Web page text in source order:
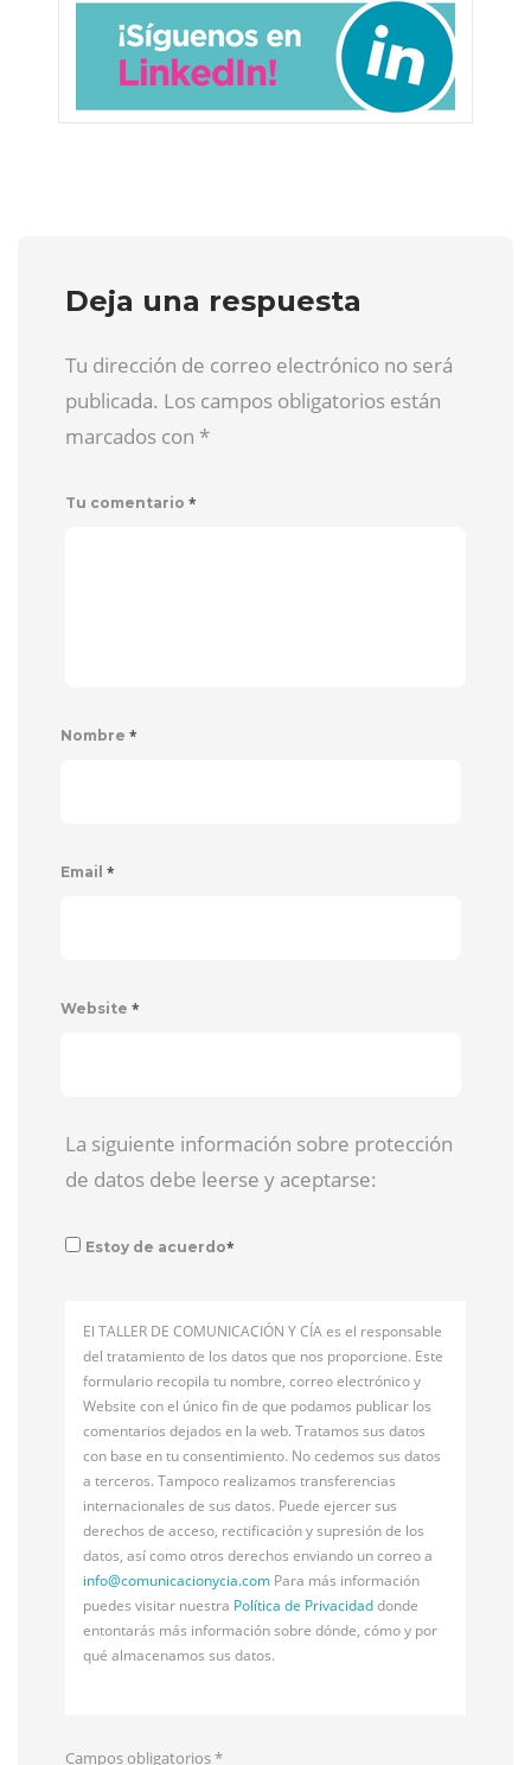
Deja una respuesta
Tu dirección de correo electrónico no será
publicada. Los campos obligatorios están
marcados con *
Tu comentario *
Nombre *
Email *
Website *
La siguiente información sobre protección
de datos debe leerse y aceptarse:
Estoy de acuerdo*
El TALLER DE COMUNICACIÓN Y CÍA es el responsable
del tratamiento de los datos que nos proporcione. Este
formulario recopila tu nombre, correo electrónico y
Website con el único fin de que podamos publicar los
comentarios dejados en la web. Tratamos sus datos
con base en tu consentimiento. No cedemos sus datos
a terceros. Tampoco realizamos transferencias
internacionales de sus datos. Puede ejercer sus
derechos de acceso, rectificación y supresión de los
datos, así como otros derechos enviando un correo a
info@comunicacionycia.com Para más información
puedes visitar nuestra Política de Privacidaddonde
entontarás más información sobre dónde, cómo y por
qué almacenamos sus datos.
Campos obligatorios*